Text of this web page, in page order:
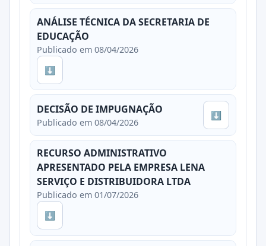
ANÁLISE TÉCNICA DA SECRETARIA DE
EDUCAÇÃO
Publicado em 08/04/2026
⬇
DECISÃO DE IMPUGNAÇÃO
Publicado em 08/04/2026
⬇
RECURSO ADMINISTRATIVO
APRESENTADO PELA EMPRESA LENA
SERVIÇO E DISTRIBUIDORA LTDA
Publicado em 01/07/2026
⬇